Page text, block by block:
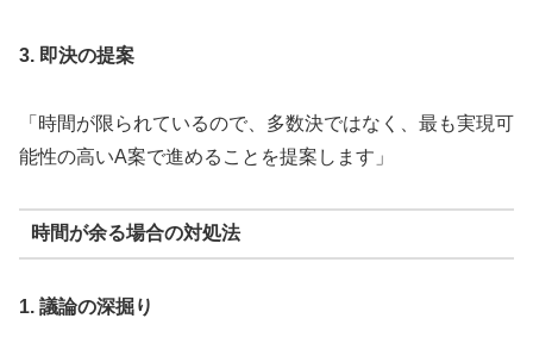
3. 即決の提案
「時間が限られているので、多数決ではなく、最も実現可
能性の高いA案で進めることを提案します」
時間が余る場合の対処法
1. 議論の深掘り